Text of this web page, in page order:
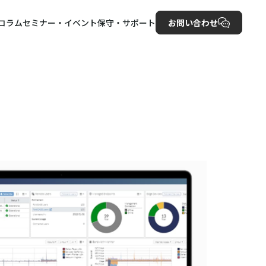
ラムセミナー・イベント保守・サポート お問い合わせ